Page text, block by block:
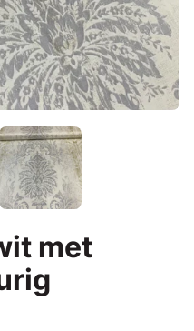
met